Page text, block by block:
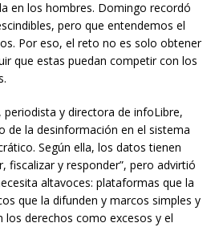
en los hombres. Domingo recordó
pero que entendemos el
Por eso, el reto no es solo obtener
que estas puedan competir con los
, periodista y directora de infoLibre,
de la desinformación en el sistema
Según ella, los datos tienen
fiscalizar y responder”, pero advirtió
altavoces: plataformas que la
que la difunden y marcos simples y
los derechos como excesos y el